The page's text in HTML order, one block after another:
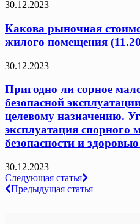
30.12.2023
Какова рыночная
жилого помещения
30.12.2023
Пригодно ли сорное
безопасной
целевому назначению.
эксплуатация спорного
безопасности и
30.12.2023
Навигация
по
Следующая статья
Предыдущая статья